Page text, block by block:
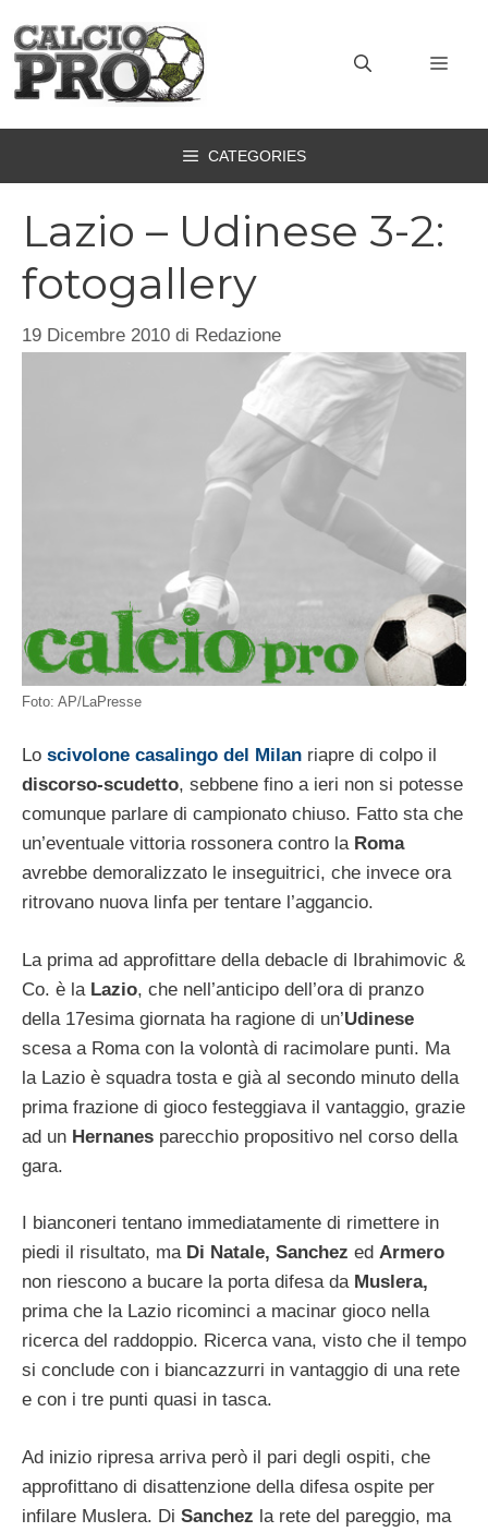
contenuto
CATEGORIES
Lazio – Udinese 3-2:
fotogallery
19 Dicembre 2010 di Redazione
Foto: AP/LaPresse
Lo scivolone casalingo del Milan riapre di colpo il
discorso-scudetto, sebbene fino a ieri non si potesse
comunque parlare di campionato chiuso. Fatto sta che
un’eventuale vittoria rossonera contro la Roma
avrebbe demoralizzato le inseguitrici, che invece ora
ritrovano nuova linfa per tentare l’aggancio.
La prima ad approfittare della debacle di Ibrahimovic &
Co. è la Lazio, che nell’anticipo dell’ora di pranzo
della 17esima giornata ha ragione di un’Udinese
scesa a Roma con la volontà di racimolare punti. Ma
la Lazio è squadra tosta e già al secondo minuto della
prima frazione di gioco festeggiava il vantaggio, grazie
ad un Hernanes parecchio propositivo nel corso della
gara.
I bianconeri tentano immediatamente di rimettere in
piedi il risultato, ma Di Natale, Sanchez ed Armero
non riescono a bucare la porta difesa da Muslera,
prima che la Lazio ricominci a macinar gioco nella
ricerca del raddoppio. Ricerca vana, visto che il tempo
si conclude con i biancazzurri in vantaggio di una rete
e con i tre punti quasi in tasca.
Ad inizio ripresa arriva però il pari degli ospiti, che
approfittano di disattenzione della difesa ospite per
infilare Muslera. Di Sanchez la rete del pareggio, ma